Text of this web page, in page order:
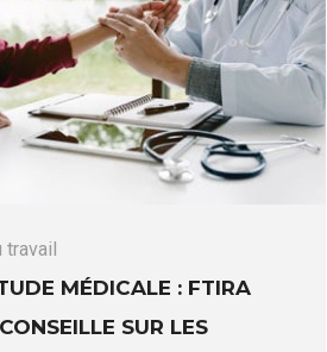
travail
médicale : FTIRA
sur les